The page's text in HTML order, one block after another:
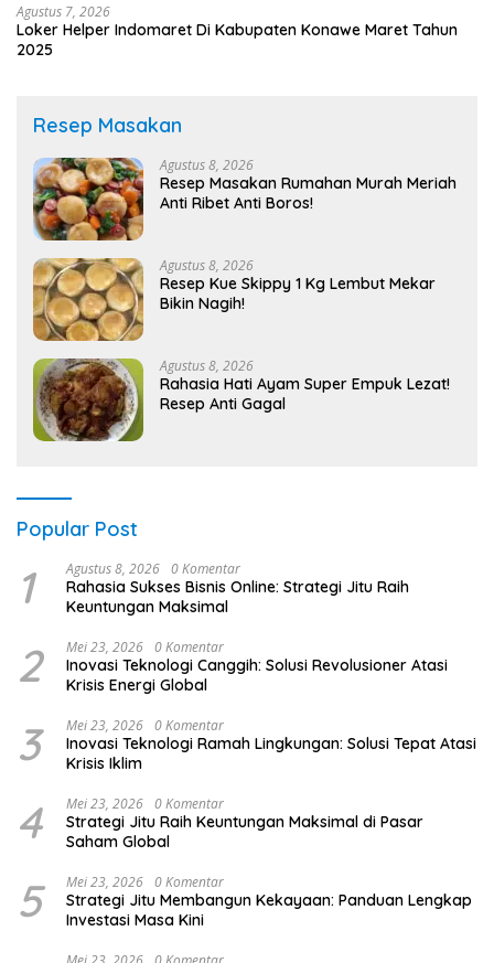
Agustus 7, 2026
Loker Helper Indomaret Di Kabupaten Konawe Maret Tahun
2025
Resep Masakan
Agustus 8, 2026
Resep Masakan Rumahan Murah Meriah
Anti Ribet Anti Boros!
Agustus 8, 2026
Resep Kue Skippy 1 Kg Lembut Mekar
Bikin Nagih!
Agustus 8, 2026
Rahasia Hati Ayam Super Empuk Lezat!
Resep Anti Gagal
Popular Post
1 Agustus 8, 2026 0 Komentar
Rahasia Sukses Bisnis Online: Strategi Jitu Raih
Keuntungan Maksimal
2 Mei 23, 2026 0 Komentar
Inovasi Teknologi Canggih: Solusi Revolusioner Atasi
Krisis Energi Global
3 Mei 23, 2026 0 Komentar
Inovasi Teknologi Ramah Lingkungan: Solusi Tepat Atasi
Krisis Iklim
4 Mei 23, 2026 0 Komentar
Strategi Jitu Raih Keuntungan Maksimal di Pasar
Saham Global
5 Mei 23, 2026 0 Komentar
Strategi Jitu Membangun Kekayaan: Panduan Lengkap
Investasi Masa Kini